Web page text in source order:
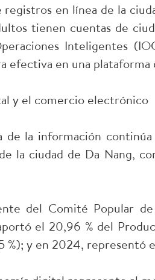
en línea de la
tienen cuentas de
Inteligentes
efectiva en una plataforma
y el comercio electrónico
de la información
la ciudad de Da Nang,
del Comité Popular
el 20,96 % del
%); y en 2024, representó